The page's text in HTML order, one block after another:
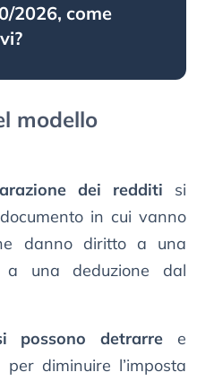
2026, come
modello
dei redditi si
in cui vanno
danno diritto a una
a una deduzione dal
possono detrarre e
diminuire l’imposta